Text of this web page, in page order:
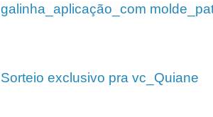
galinha_aplicação_com
Sorteio exclusivo pra vc_Quiane